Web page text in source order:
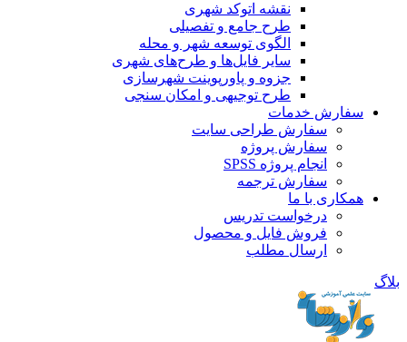
نقشه اتوکد شهری
طرح جامع و تفصیلی
الگوی توسعه شهر و محله
سایر فایل‌ها و طرح‌های شهری
جزوه و پاورپوینت شهرسازی
طرح توجیهی و امکان سنجی
سفارش خدمات
سفارش طراحی سایت
سفارش پروژه
انجام پروژه SPSS
سفارش ترجمه
همکاری با ما
درخواست تدریس
فروش فایل و محصول
ارسال مطلب